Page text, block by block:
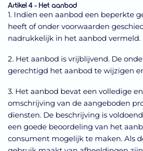
Artikel 4 - Het aanbod
1. Indien een aanbod een beperkte
heeft of onder voorwaarden
nadrukkelijk in het aanbod vermeld.
2. Het aanbod is vrijblijvend. De
gerechtigd het aanbod te wijzigen
3. Het aanbod bevat een volledige
omschrijving van de aangeboden
diensten. De beschrijving is
een goede beoordeling van het
consument mogelijk te maken. Als